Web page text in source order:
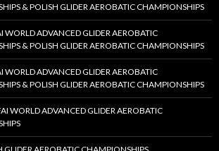
& POLISH GLIDER AEROBATIC CHAMPIONSHIPS
WORLD ADVANCED GLIDER AEROBATIC
& POLISH GLIDER AEROBATIC CHAMPIONSHIPS
WORLD ADVANCED GLIDER AEROBATIC
& POLISH GLIDER AEROBATIC CHAMPIONSHIPS
WORLD ADVANCED GLIDER AEROBATIC